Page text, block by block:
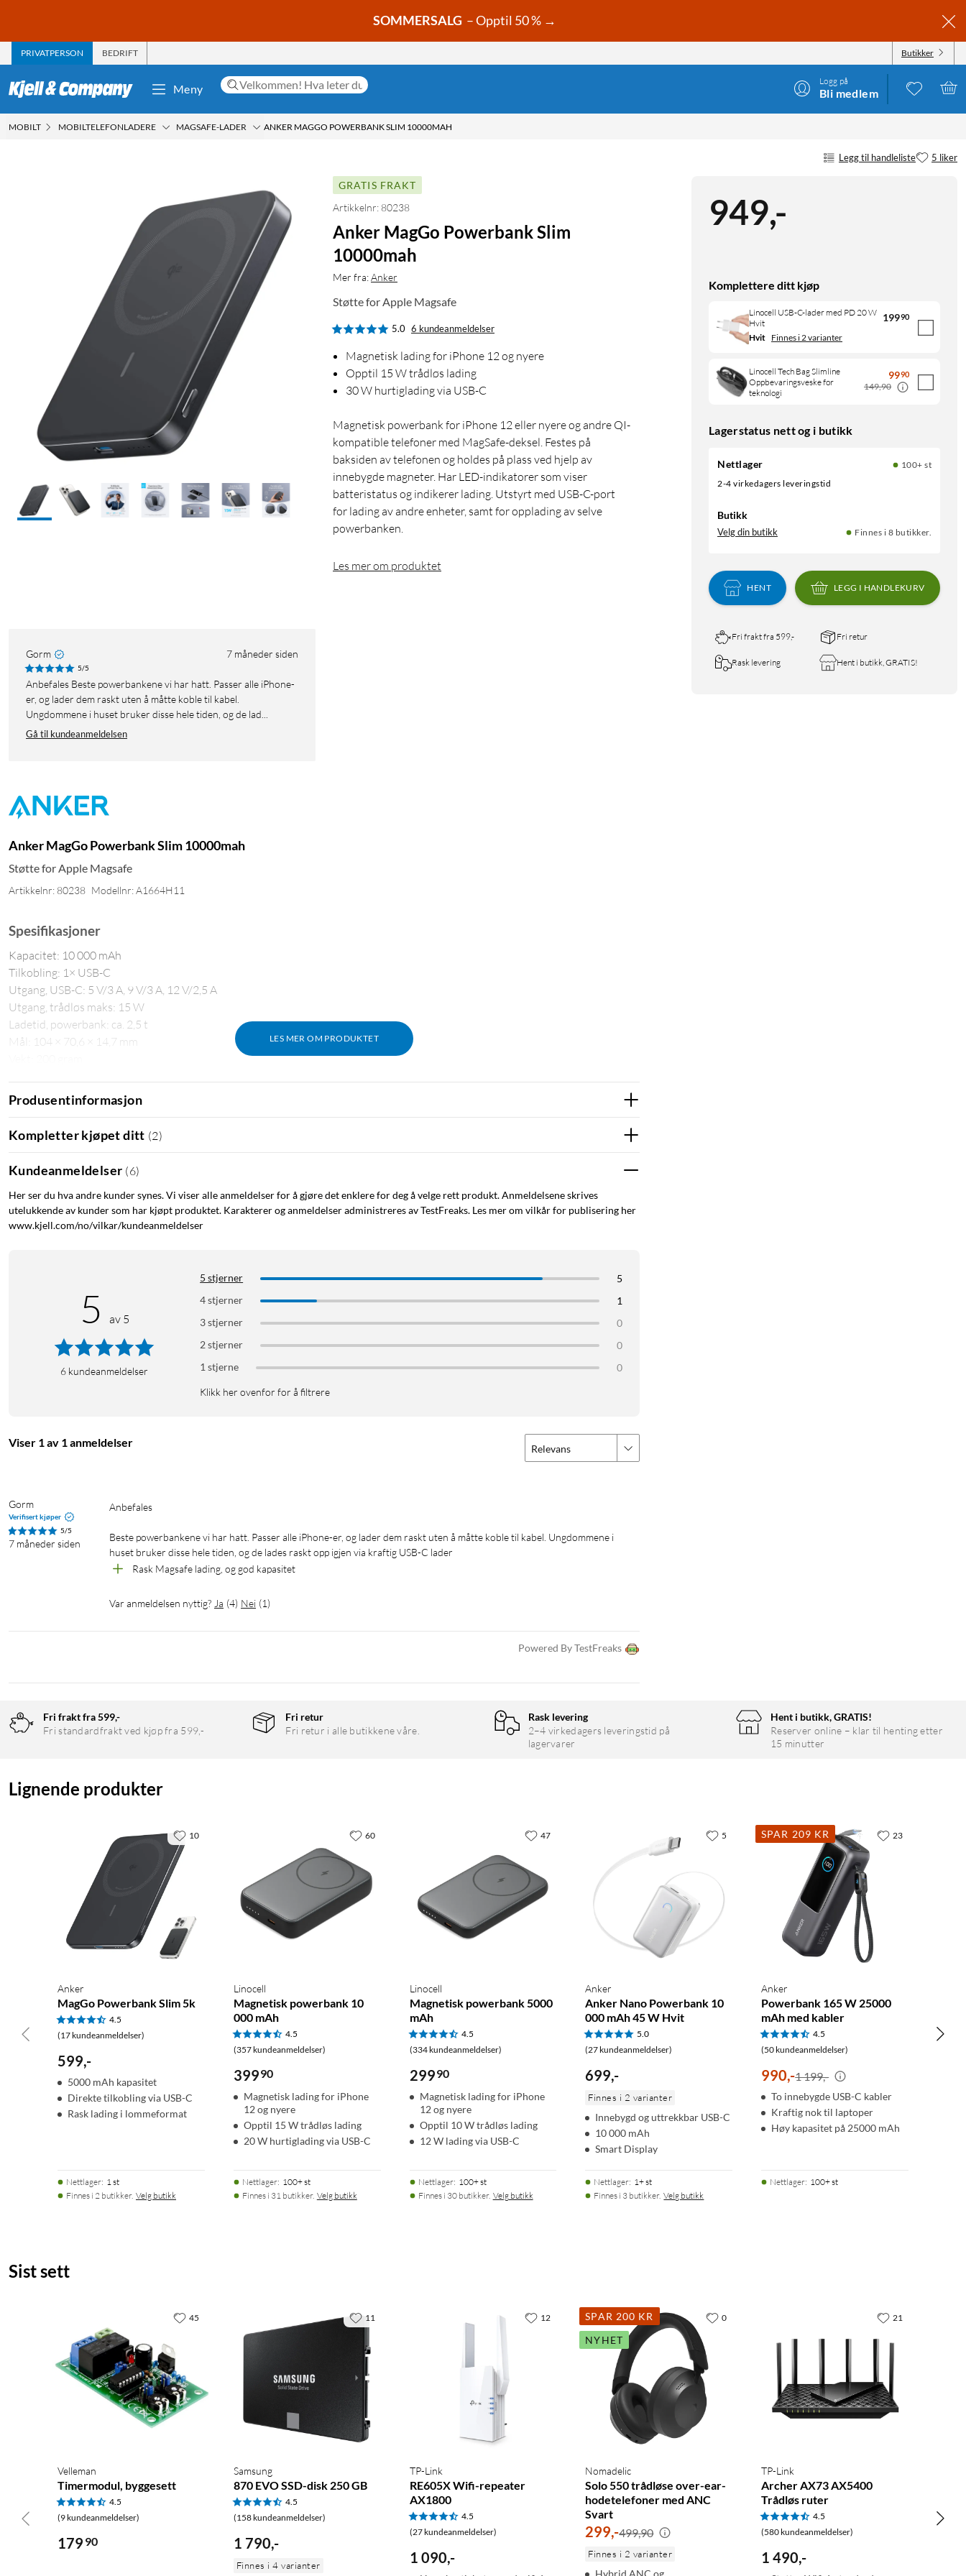
SOMMERSALG – Opptil 50 % →
PRIVATPERSON BEDRIFT Butikker
Meny
Logg på
Bli medlem
MOBILT MOBILTELEFONLADERE MAGSAFE-LADER ANKER MAGGO POWERBANK SLIM 10000MAH
Legg til handleliste 5 liker
949,-
Komplettere ditt kjøp
Linocell USB-C-lader med PD 20 W
Hvit
19990
Hvit Finnes i 2 varianter
Linocell Tech Bag Slimline
Oppbevaringsveske for
teknologi
9990
149,90
Lagerstatus nett og i butikk
Nettlager
100+ st
2-4 virkedagers leveringstid
Butikk
Velg din butikk Finnes i 8 butikker.
HENT LEGG I HANDLEKURV
Fri frakt fra 599,- Fri retur
Rask levering Hent i butikk, GRATIS!
GRATIS FRAKT
Artikkelnr: 80238
Anker MagGo Powerbank Slim
10000mah
Mer fra:Anker
Støtte for Apple Magsafe
5.0 6 kundeanmeldelser
Magnetisk lading for iPhone 12 og nyere
Opptil 15 W trådløs lading
30 W hurtiglading via USB-C
Magnetisk powerbank for iPhone 12 eller nyere og andre QI-
kompatible telefoner med MagSafe-deksel. Festes på
baksiden av telefonen og holdes på plass ved hjelp av
innebygde magneter. Har LED-indikatorer som viser
batteristatus og indikerer lading. Utstyrt med USB-C-port
for lading av andre enheter, samt for opplading av selve
powerbanken.
Les mer om produktet
Gorm 7 måneder siden
5/5
Anbefales Beste powerbankene vi har hatt. Passer alle iPhone-
er, og lader dem raskt uten å måtte koble til kabel.
Ungdommene i huset bruker disse hele tiden, og de lad...
Gå til kundeanmeldelsen
Anker MagGo Powerbank Slim 10000mah
Støtte for Apple Magsafe
Artikkelnr: 80238 Modellnr: A1664H11
LES MER OM PRODUKTET
Spesifikasjoner
Kapacitet: 10 000 mAh
Tilkobling: 1× USB-C
Utgang, USB-C: 5 V/3 A, 9 V/3 A, 12 V/2,5 A
Utgang, trådløs maks: 15 W
Ladetid, powerbank: ca. 2,5 t
Mål: 104 × 70,6 × 14,7 mm
Produsentinformasjon
Kompletter kjøpet ditt (2)
Kundeanmeldelser (6)
Her ser du hva andre kunder synes. Vi viser alle anmeldelser for å gjøre det enklere for deg å velge rett produkt. Anmeldelsene skrives
utelukkende av kunder som har kjøpt produktet. Karakterer og anmeldelser administreres av TestFreaks. Les mer om vilkår for publisering her
www.kjell.com/no/vilkar/kundeanmeldelser
5 av 5
6 kundeanmeldelser
5 stjerner
5
4 stjerner
1
3 stjerner
0
2 stjerner
0
1 stjerne
0
Klikk her ovenfor for å filtrere
Viser 1 av 1 anmeldelser Relevans
Gorm
Verifisert kjøper
5/5
7 måneder siden
Anbefales
Beste powerbankene vi har hatt. Passer alle iPhone-er, og lader dem raskt uten å måtte koble til kabel. Ungdommene i
huset bruker disse hele tiden, og de lades raskt opp igjen via kraftig USB-C lader
Rask Magsafe lading, og god kapasitet
Var anmeldelsen nyttig? Ja (4) Nei (1)
Powered By TestFreaks
Fri frakt fra 599,-
Fri standardfrakt ved kjøp fra 599,-
Fri retur
Fri retur i alle butikkene våre.
Rask levering
2–4 virkedagers leveringstid på
lagervarer
Hent i butikk, GRATIS!
Reserver online – klar til henting etter
15 minutter
Lignende produkter
Anker
MagGo Powerbank Slim 5k
4.5
(17 kundeanmeldelser)
599,-
5000 mAh kapasitet
Direkte tilkobling via USB-C
Rask lading i lommeformat
Nettlager: 1 st
Finnes i 2 butikker. Velg butikk
10
Linocell
Magnetisk powerbank 10
000 mAh
4.5
(357 kundeanmeldelser)
39990
Magnetisk lading for iPhone
12 og nyere
Opptil 15 W trådløs lading
20 W hurtiglading via USB-C
Nettlager: 100+ st
Finnes i 31 butikker. Velg butikk
60
Linocell
Magnetisk powerbank 5000
mAh
4.5
(334 kundeanmeldelser)
29990
Magnetisk lading for iPhone
12 og nyere
Opptil 10 W trådløs lading
12 W lading via USB-C
Nettlager: 100+ st
Finnes i 30 butikker. Velg butikk
47
Anker
Anker Nano Powerbank 10
000 mAh 45 W Hvit
5.0
(27 kundeanmeldelser)
699,-
Finnes i 2 varianter
Innebygd og uttrekkbar USB-C
10 000 mAh
Smart Display
Nettlager: 1+ st
Finnes i 3 butikker. Velg butikk
5 SPAR 209 KR
Anker
Powerbank 165 W 25000
mAh med kabler
4.5
(50 kundeanmeldelser)
990,-1 199,-
To innebygde USB-C kabler
Kraftig nok til laptoper
Høy kapasitet på 25000 mAh
Nettlager: 100+ st
23
Sist sett
Velleman
Timermodul, byggesett
4.5
(9 kundeanmeldelser)
179 90
45
Samsung
870 EVO SSD-disk 250 GB
4.5
(158 kundeanmeldelser)
1 790,-
Finnes i 4 varianter
11
TP-Link
RE605X Wifi-repeater
AX1800
4.5
(27 kundeanmeldelser)
1 090,-
12
SPAR 200 KR
NYHET
Nomadelic
Solo 550 trådløse over-ear-
hodetelefoner med ANC
Svart
299,-499,90
Finnes i 2 varianter
Hybrid ANC og
0
TP-Link
Archer AX73 AX5400
Trådløs ruter
4.5
(580 kundeanmeldelser)
1 490,-
21